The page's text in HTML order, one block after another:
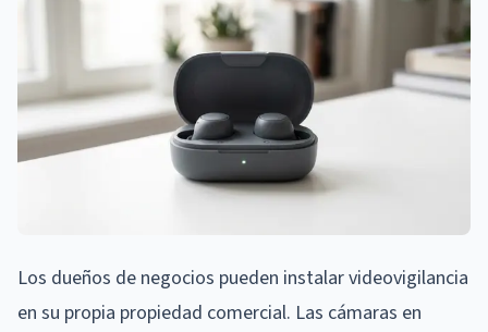
Los dueños de negocios pueden instalar videovigilancia
en su propia propiedad comercial. Las cámaras en